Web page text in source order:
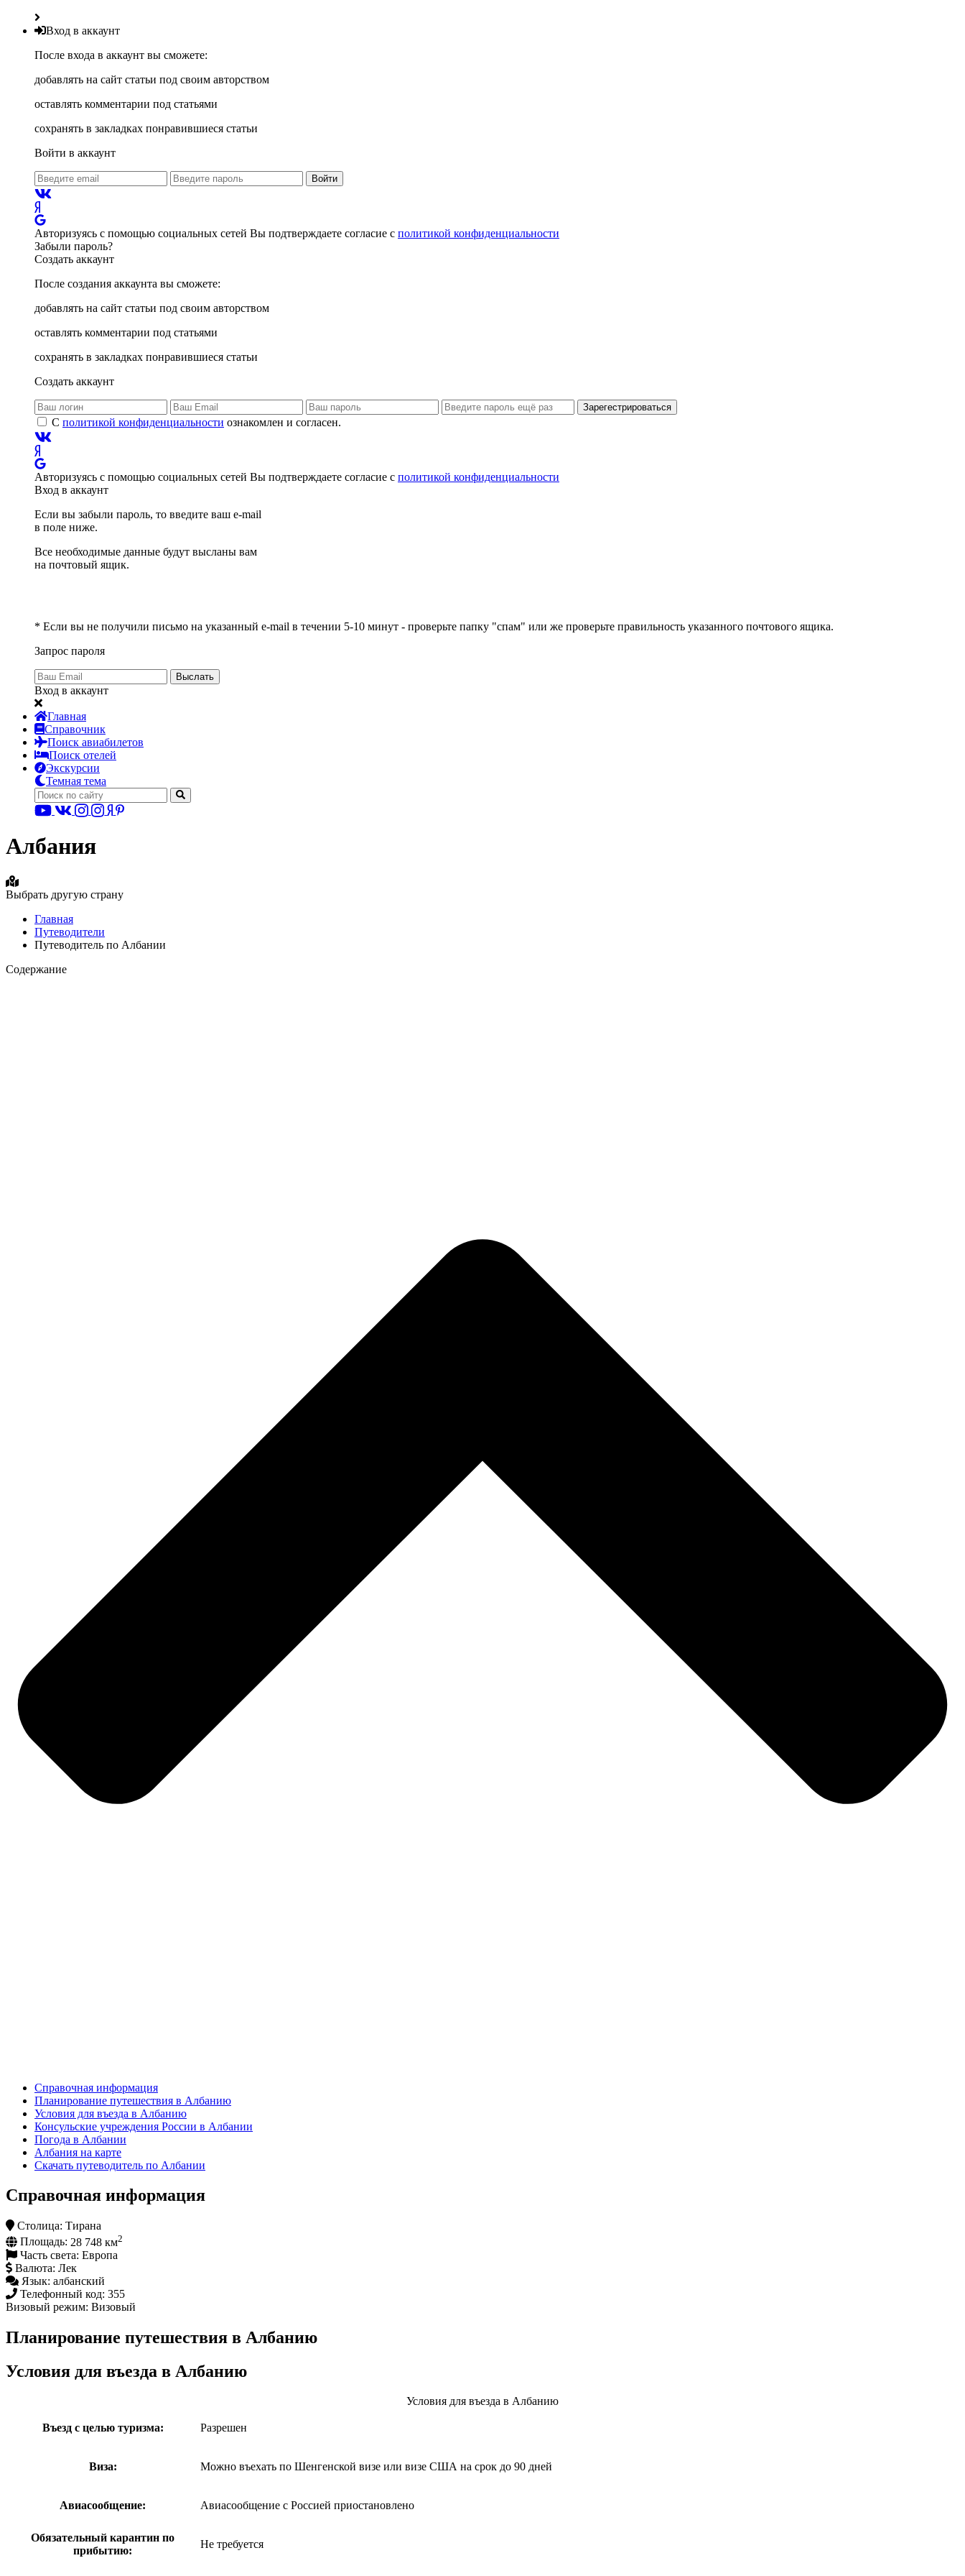
Вход в аккаунт
После входа в аккаунт вы сможете:
добавлять на сайт статьи под своим авторством
оставлять комментарии под статьями
сохранять в закладках понравившиеся статьи
Войти в аккаунт
Войти
Авторизуясь с помощью социальных сетей Вы подтверждаете согласие с политикой конфиденциальности
Забыли пароль?
Создать аккаунт
После создания аккаунта вы сможете:
добавлять на сайт статьи под своим авторством
оставлять комментарии под статьями
сохранять в закладках понравившиеся статьи
Создать аккаунт
Зарегестрироваться
С политикой конфиденциальности ознакомлен и согласен.
Авторизуясь с помощью социальных сетей Вы подтверждаете согласие с политикой конфиденциальности
Вход в аккаунт
Если вы забыли пароль, то введите ваш e-mail
в поле ниже.
Все необходимые данные будут высланы вам
на почтовый ящик.
* Если вы не получили письмо на указанный e-mail в течении 5-10 минут - проверьте папку "спам" или же проверьте правильность указанного почтового ящика.
Запрос пароля
Выслать
Вход в аккаунт
Главная
Справочник
Поиск авиабилетов
Поиск отелей
Экскурсии
Темная тема
Албания
Выбрать другую страну
Главная
Путеводители
Путеводитель по Албании
Содержание
Справочная информация
Планирование путешествия в Албанию
Условия для въезда в Албанию
Консульские учреждения России в Албании
Погода в Албании
Албания на карте
Скачать путеводитель по Албании
Справочная информация
Столица: Тирана
Площадь: 28 748 км2
Часть света: Европа
Валюта: Лек
Язык: албанский
Телефонный код: 355
Визовый режим: Визовый
Планирование путешествия в Албанию
Условия для въезда в Албанию
Условия для въезда в Албанию
Въезд с целью туризма: Разрешен
Виза: Можно въехать по Шенгенской визе или визе США на срок до 90 дней
Авиасообщение: Авиасообщение с Россией приостановлено
Обязательный карантин по
прибытию:
Не требуется